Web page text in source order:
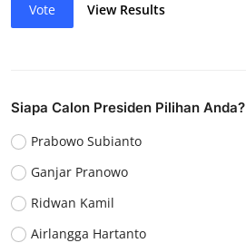
Vote View Results
Siapa Calon Presiden Pilihan Anda?
Prabowo Subianto
Ganjar Pranowo
Ridwan Kamil
Airlangga Hartanto